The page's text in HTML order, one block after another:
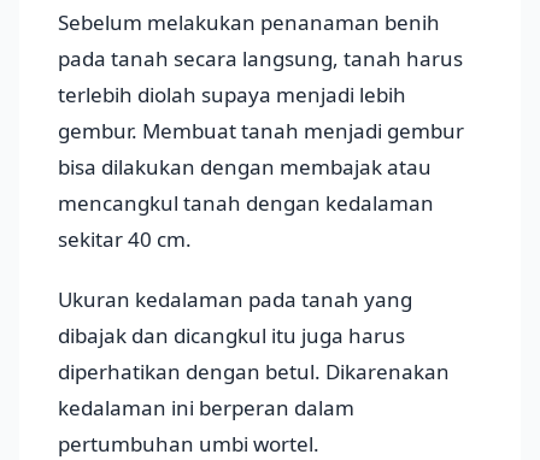
Sebelum melakukan penanaman benih
pada tanah secara langsung, tanah harus
terlebih diolah supaya menjadi lebih
gembur. Membuat tanah menjadi gembur
bisa dilakukan dengan membajak atau
mencangkul tanah dengan kedalaman
sekitar 40 cm.
Ukuran kedalaman pada tanah yang
dibajak dan dicangkul itu juga harus
diperhatikan dengan betul. Dikarenakan
kedalaman ini berperan dalam
pertumbuhan umbi wortel.